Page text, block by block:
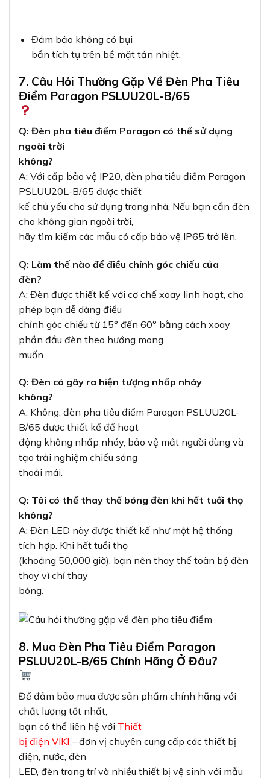
Đảm bảo không có bụi
bẩn tích tụ trên bề mặt tản nhiệt.
7. Câu Hỏi Thường Gặp Về Đèn Pha Tiêu
Điểm Paragon PSLUU20L-B/65
Q: Đèn pha tiêu điểm Paragon có thể sử dụng
ngoài trời
không?
A: Với cấp bảo vệ IP20, đèn pha tiêu điểm Paragon
PSLUU20L-B/65 được thiết
kế chủ yếu cho sử dụng trong nhà. Nếu bạn cần đèn
cho không gian ngoài trời,
hãy tìm kiếm các mẫu có cấp bảo vệ IP65 trở lên.
Q: Làm thế nào để điều chỉnh góc chiếu của
đèn?
A: Đèn được thiết kế với cơ chế xoay linh hoạt, cho
phép bạn dễ dàng điều
chỉnh góc chiếu từ 15° đến 60° bằng cách xoay
phần đầu đèn theo hướng mong
muốn.
Q: Đèn có gây ra hiện tượng nhấp nháy
không?
A: Không, đèn pha tiêu điểm Paragon PSLUU20L-
B/65 được thiết kế để hoạt
động không nhấp nháy, bảo vệ mắt người dùng và
tạo trải nghiệm chiếu sáng
thoải mái.
Q: Tôi có thể thay thế bóng đèn khi hết tuổi thọ
không?
A: Đèn LED này được thiết kế như một hệ thống
tích hợp. Khi hết tuổi thọ
(khoảng 50,000 giờ), bạn nên thay thế toàn bộ đèn
thay vì chỉ thay
bóng.
8. Mua Đèn Pha Tiêu Điểm Paragon
PSLUU20L-B/65 Chính Hãng Ở Đâu?
Để đảm bảo mua được sản phẩm chính hãng với
chất lượng tốt nhất,
bạn có thể liên hệ với Thiết
bị điện VIKI – đơn vị chuyên cung cấp các thiết bị
điện, nước, đèn
LED, đèn trang trí và nhiều thiết bị vệ sinh với mẫu